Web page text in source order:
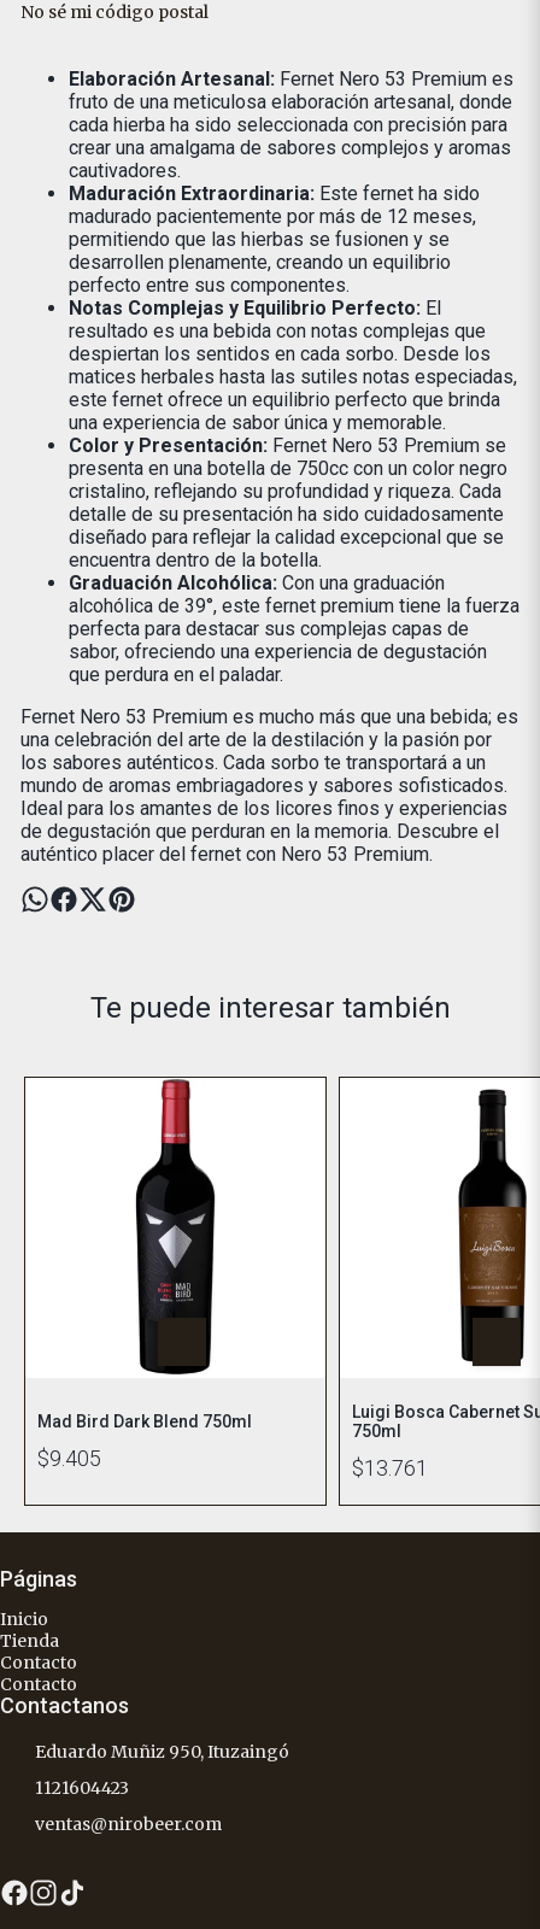
No sé mi código postal
Elaboración Artesanal:Fernet Nero 53 Premium es
fruto de una meticulosa elaboración artesanal, donde
cada hierba ha sido seleccionada con precisión para
crear una amalgama de sabores complejos y aromas
cautivadores.
Maduración Extraordinaria:Este fernet ha sido
madurado pacientemente por más de 12 meses,
permitiendo que las hierbas se fusionen y se
desarrollen plenamente, creando un equilibrio
perfecto entre sus componentes.
Notas Complejas y Equilibrio Perfecto:El
resultado es una bebida con notas complejas que
despiertan los sentidos en cada sorbo. Desde los
matices herbales hasta las sutiles notas especiadas,
este fernet ofrece un equilibrio perfecto que brinda
una experiencia de sabor única y memorable.
Color y Presentación:Fernet Nero 53 Premium se
presenta en una botella de 750cc con un color negro
cristalino, reflejando su profundidad y riqueza. Cada
detalle de su presentación ha sido cuidadosamente
diseñado para reflejar la calidad excepcional que se
encuentra dentro de la botella.
Graduación Alcohólica:Con una graduación
alcohólica de 39°, este fernet premium tiene la fuerza
perfecta para destacar sus complejas capas de
sabor, ofreciendo una experiencia de degustación
que perdura en el paladar.
Fernet Nero 53 Premium es mucho más que una bebida; es
una celebración del arte de la destilación y la pasión por
los sabores auténticos. Cada sorbo te transportará a un
mundo de aromas embriagadores y sabores sofisticados.
Ideal para los amantes de los licores finos y experiencias
de degustación que perduran en la memoria. Descubre el
auténtico placer del fernet con Nero 53 Premium.
Te puede interesar también
Mad Bird Dark Blend 750ml
$9.405
Luigi Bosca Cabernet
750ml
$13.761
Páginas
Inicio
Tienda
Contacto
Contacto
Contactanos
Eduardo Muñiz 950, Ituzaingó
1121604423
ventas@nirobeer.com